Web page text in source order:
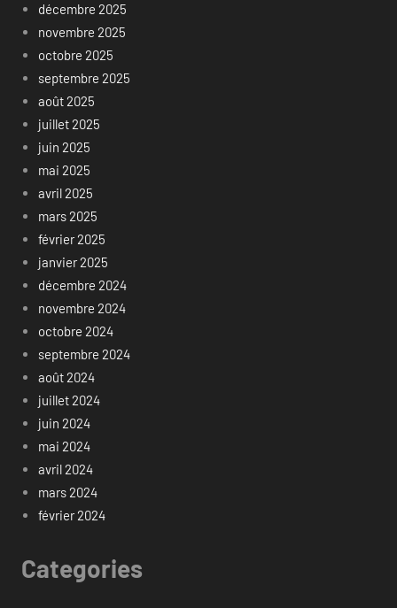
décembre 2025
novembre 2025
octobre 2025
septembre 2025
août 2025
juillet 2025
juin 2025
mai 2025
avril 2025
mars 2025
février 2025
janvier 2025
décembre 2024
novembre 2024
octobre 2024
septembre 2024
août 2024
juillet 2024
juin 2024
mai 2024
avril 2024
mars 2024
février 2024
Categories